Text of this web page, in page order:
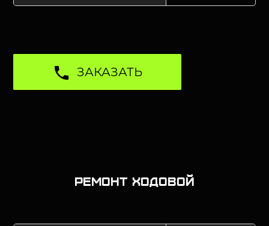
ЗАКАЗАТЬ
Ремонт ходовой